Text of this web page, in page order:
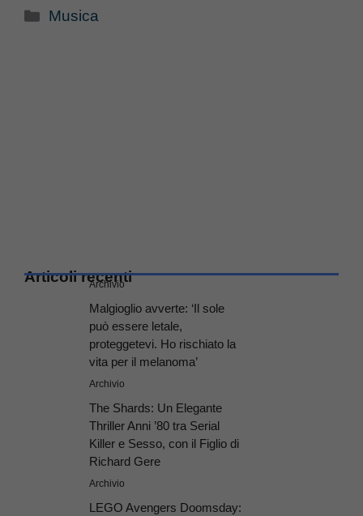
Categorie
Musica
Articoli recenti
Archivio
Malgioglio avverte: ‘Il sole
può essere letale,
proteggetevi. Ho rischiato la
vita per il melanoma’
Archivio
The Shards: Un Elegante
Thriller Anni ’80 tra Serial
Killer e Sesso, con il Figlio di
Richard Gere
Archivio
LEGO Avengers Doomsday: